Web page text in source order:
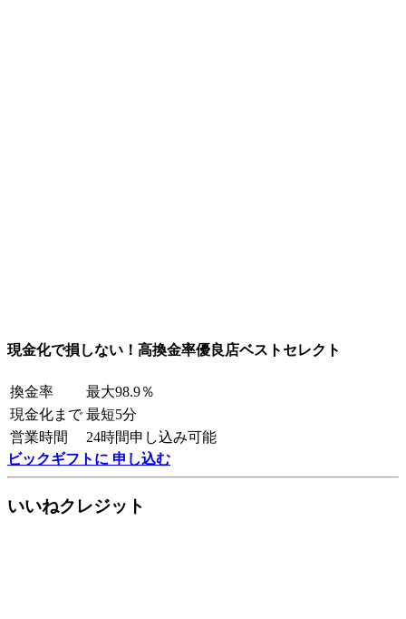
現金化で損しない！高換金率優良店ベストセレクト
換金率
最大98.9％
現金化まで 最短5分
営業時間
24時間申し込み可能
ビックギフトに 申し込む
いいねクレジット